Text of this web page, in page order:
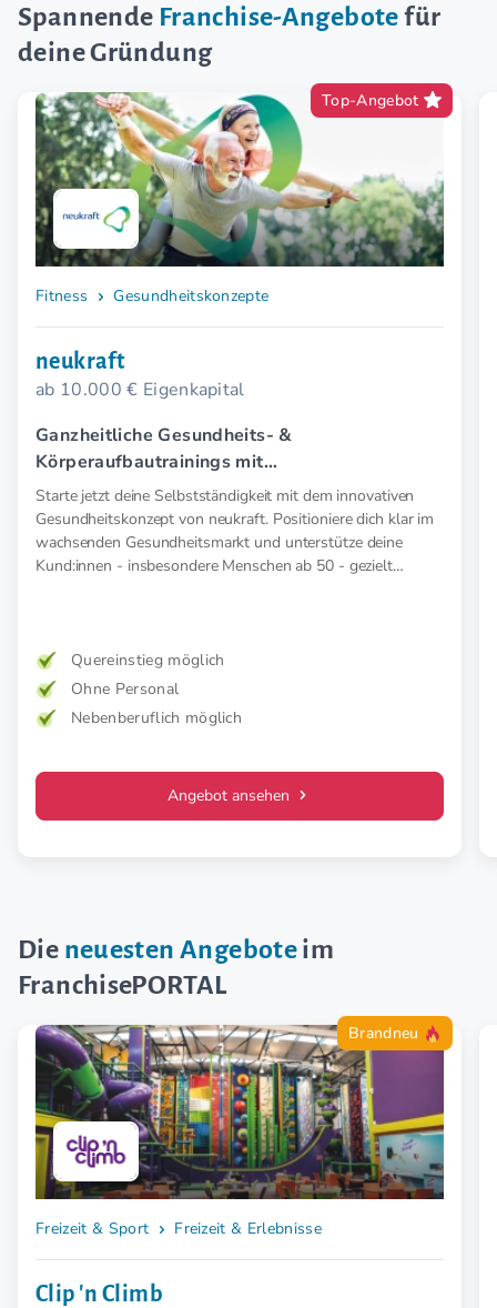
Spannende Franchise-Angebotefür
deine Gründung
Top-Angebot
Fitness Gesundheitskonzepte
neukraft
ab 10.000 € Eigenkapital
Ganzheitliche Gesundheits- &
Körperaufbautrainings mit
Elektromyostimulation (EMS).
Starte jetzt deine Selbstständigkeit mit dem innovativen
Gesundheitskonzept von neukraft. Positioniere dich klar im
wachsenden Gesundheitsmarkt und unterstütze deine
Kund:innen - insbesondere Menschen ab 50 - gezielt
Konzept.Quereinstieg möglich
Ohne Personal
Nebenberuflich möglich
Angebot ansehen
Die neuesten Angeboteim
FranchisePORTAL
Brandneu
Freizeit & Sport Freizeit & Erlebnisse
Clip 'n Climb